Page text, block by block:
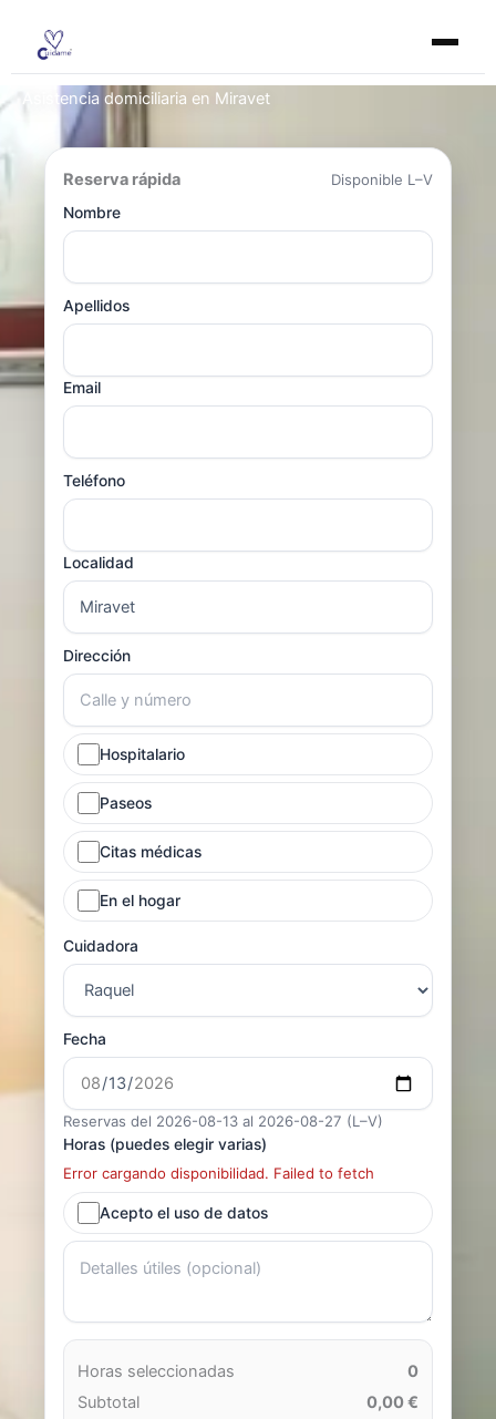
contenido
Asistencia domiciliaria en Miravet
Reserva rápida
Disponible L–V
Nombre
Apellidos
Email
Teléfono
Localidad
Dirección
Hospitalario
Paseos
Citas médicas
En el hogar
Cuidadora
Fecha
Reservas del 2026-08-13 al 2026-08-27 (L–V)
Horas (puedes elegir varias)
Error cargando disponibilidad. Failed to fetch
Acepto el uso de datos
Horas seleccionadas
0
Subtotal
0,00 €